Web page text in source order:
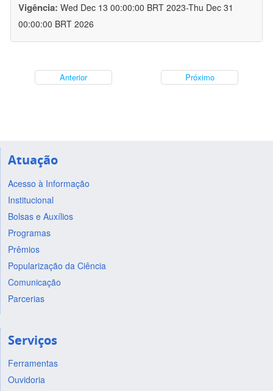
Vigência: Wed Dec 13 00:00:00 BRT 2023-Thu Dec 31
00:00:00 BRT 2026
Anterior Próximo
Atuação
Acesso à Informação
Institucional
Bolsas e Auxílios
Programas
Prêmios
Popularização da Ciência
Comunicação
Parcerias
Serviços
Ferramentas
Ouvidoria